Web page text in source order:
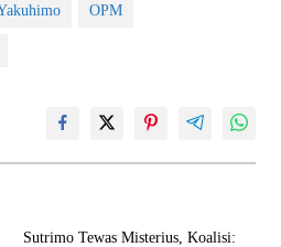
OPM
Sutrimo Tewas Misterius, Koalisi: